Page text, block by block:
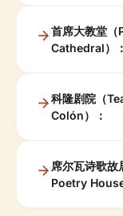
首席大教堂
Cathedral）：
科隆剧院（
Colón）：
席尔瓦诗歌故
Poetry